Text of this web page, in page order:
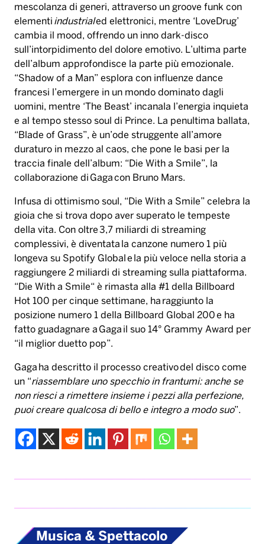
mescolanza di generi, attraverso un groove funk con
elementi industrialed elettronici, mentre ‘LoveDrug’
cambia il mood, offrendo un inno dark-disco
sull’intorpidimento del dolore emotivo. L’ultima parte
dell’album approfondisce la parte più emozionale.
“Shadow of a Man” esplora con influenze dance
francesi l’emergere in un mondo dominato dagli
uomini, mentre ‘The Beast’ incanala l’energia inquieta
e al tempo stesso soul di Prince. La penultima ballata,
“Blade of Grass”, è un’ode struggente all’amore
duraturo in mezzo al caos, che pone le basi per la
traccia finale dell’album: “Die With a Smile”, la
collaborazione di Gaga con Bruno Mars.
Infusa di ottimismo soul, “Die With a Smile” celebra la
gioia che si trova dopo aver superato le tempeste
della vita. Con oltre 3,7 miliardi di streaming
complessivi, è diventata la canzone numero 1 più
longeva su Spotify Global e la più veloce nella storia a
raggiungere 2 miliardi di streaming sulla piattaforma.
“Die With a Smile“ è rimasta alla #1 della Billboard
Hot 100 per cinque settimane, ha raggiunto la
posizione numero 1 della Billboard Global 200 e ha
fatto guadagnare a Gaga il suo 14° Grammy Award per
“il miglior duetto pop”.
Gaga ha descritto il processo creativo del disco come
un “riassemblare uno specchio in frantumi: anche se
non riesci a rimettere insieme i pezzi alla perfezione,
puoi creare qualcosa di bello e integro a modo suo”.
Musica & Spettacolo